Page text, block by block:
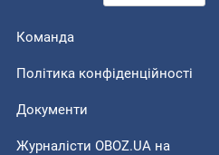
Команда
Політика конфіденційності
Документи
Журналісти OBOZ.UA на